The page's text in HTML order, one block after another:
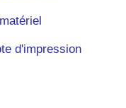
d'impression